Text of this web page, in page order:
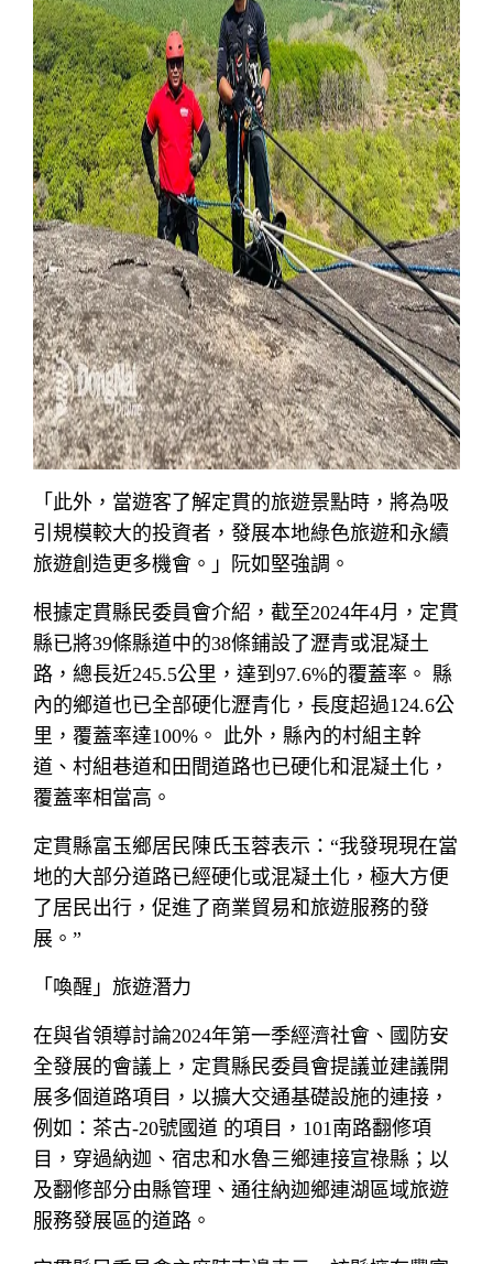
「此外，當遊客了解定貫的旅遊景點時，將為吸
引規模較大的投資者，發展本地綠色旅遊和永續
旅遊創造更多機會。」阮如堅強調。
根據定貫縣民委員會介紹，截至2024年4月，定貫
縣已將39條縣道中的38條鋪設了瀝青或混凝土
路，總長近245.5公里，達到97.6%的覆蓋率。 縣
內的鄉道也已全部硬化瀝青化，長度超過124.6公
里，覆蓋率達100%。 此外，縣內的村組主幹
道、村組巷道和田間道路也已硬化和混凝土化，
覆蓋率相當高。
定貫縣富玉鄉居民陳氏玉蓉表示：“我發現現在當
地的大部分道路已經硬化或混凝土化，極大方便
了居民出行，促進了商業貿易和旅遊服務的發
展。”
「喚醒」旅遊潛力
在與省領導討論2024年第一季經濟社會、國防安
全發展的會議上，定貫縣民委員會提議並建議開
展多個道路項目，以擴大交通基礎設施的連接，
例如：茶古-20號國道 的項目，101南路翻修項
目，穿過納迦、宿忠和水魯三鄉連接宣祿縣；以
及翻修部分由縣管理、通往納迦鄉連湖區域旅遊
服務發展區的道路。